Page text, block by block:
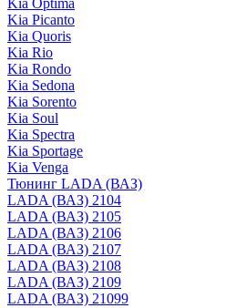
Kia Optima
Kia Picanto
Kia Quoris
Kia Rio
Kia Rondo
Kia Sedona
Kia Sorento
Kia Soul
Kia Spectra
Kia Sportage
Kia Venga
Тюнинг LADA (ВАЗ)
LADA (ВАЗ) 2104
LADA (ВАЗ) 2105
LADA (ВАЗ) 2106
LADA (ВАЗ) 2107
LADA (ВАЗ) 2108
LADA (ВАЗ) 2109
LADA (ВАЗ) 21099